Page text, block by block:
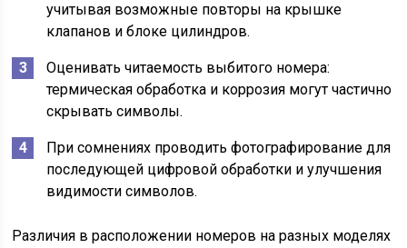
учитывая возможные повторы на крышке
клапанов и блоке цилиндров.
Оценивать читаемость выбитого номера:
термическая обработка и коррозия могут частично
скрывать символы.
При сомнениях проводить фотографирование для
последующей цифровой обработки и улучшения
видимости символов.
Различия в расположении номеров на разных моделях